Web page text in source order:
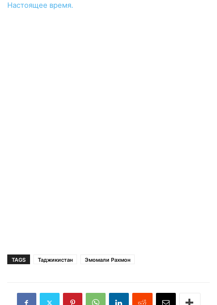
Настоящее время.
TAGS Таджикистан Эмомали Рахмон